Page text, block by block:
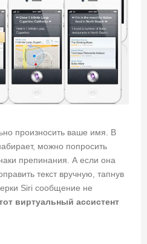
произносить ваше имя. В
можно попросить
препинания. А если она
текст вручную, тапнув
Siri сообщение не
виртуальный ассистент